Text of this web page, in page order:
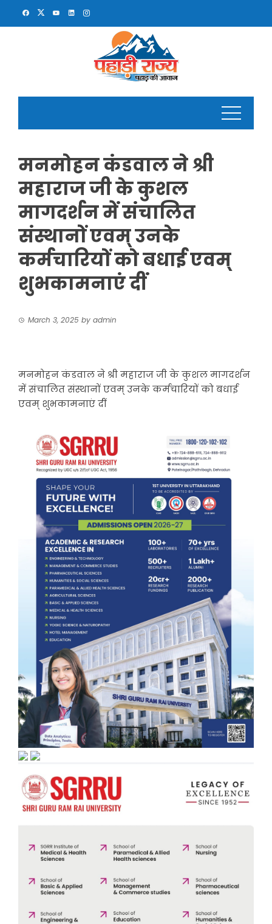
मनमोहन कंडवाल ने श्री
महाराज जी के कुशल
मागदर्शन में संचालित
संस्थानों एवम् उनके
कर्मचारियों को बधाई एवम्
शुभकामनाएं दीं
March 3, 2025 by admin
मनमोहन कंडवाल ने श्री महाराज जी के कुशल मागदर्शन
में संचालित संस्थानों एवम् उनके कर्मचारियों को बधाई
एवम् शुभकामनाएं दीं